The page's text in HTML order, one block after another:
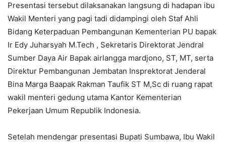
Presentasi tersebut dilaksanakan langsung di hadapan ibu
Wakil Menteri yang pagi tadi didampingi oleh Staf Ahli
Bidang Keterpaduan Pembangunan Kementerian PU bapak
Ir Edy Juharsyah M.Tech , Sekretaris Direktorat Jendral
Sumber Daya Air Bapak airlangga mardjono, ST, MT, serta
Direktur Pembangunan Jembatan Insprektorat Jenderal
Bina Marga Baapak Rakman Taufik ST M,Sc di ruang rapat
wakil menteri gedung utama Kantor Kementerian
Pekerjaan Umum Republik Indonesia.
Setelah mendengar presentasi Bupati Sumbawa, Ibu Wakil